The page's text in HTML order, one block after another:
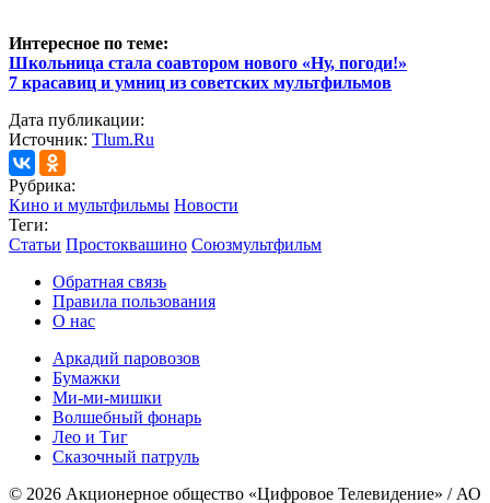
Интересное по теме:
Школьница стала соавтором нового «Ну, погоди!»
7 красавиц и умниц из советских мультфильмов
Дата публикации:
Источник: Tlum.Ru
Рубрика:
Кино и мультфильмы Новости
Теги:
Статьи Простоквашино Союзмультфильм
Обратная связь
Правила пользования
О нас
Аркадий паровозов
Бумажки
Ми-ми-мишки
Волшебный фонарь
Лео и Тиг
Сказочный патруль
© 2026 Акционерное общество «Цифровое Телевидение» / АО